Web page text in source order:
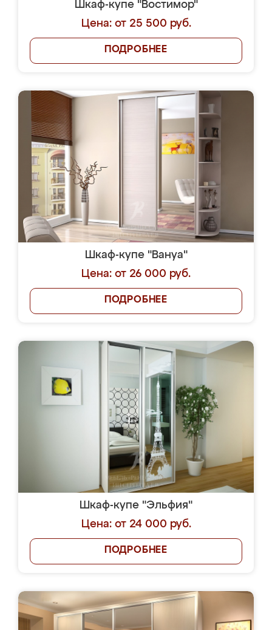
Шкаф-купе "Востимор"
Цена: от 25 500 руб.
ПОДРОБНЕЕ
Шкаф-купе "Вануа"
Цена: от 26 000 руб.
ПОДРОБНЕЕ
Шкаф-купе "Эльфия"
Цена: от 24 000 руб.
ПОДРОБНЕЕ